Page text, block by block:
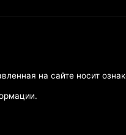
на сайте носит